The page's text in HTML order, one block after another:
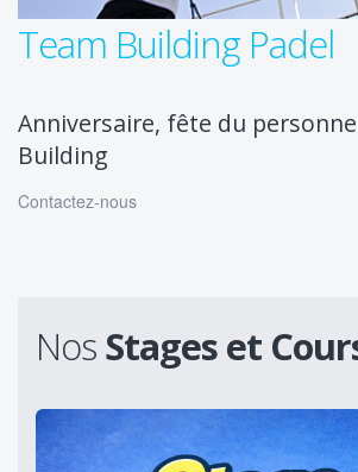
Team Building Padel
Anniversaire, fête du
Building
Contactez-nous
NosStages et